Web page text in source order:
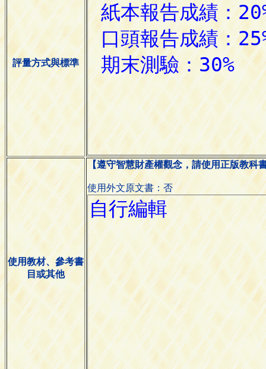
評量方式與標準
使用教材、參考書
目或其他
【遵守智慧財產權觀念，請使用正版教科
使用外文原文書：否